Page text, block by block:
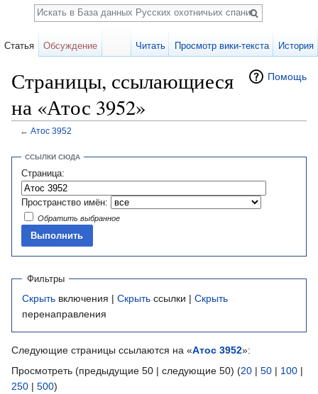
Помощь
Страницы, ссылающиеся
на «Атос 3952»
← Атос 3952
ССЫЛКИ СЮДА
Страница:
Пространство имён:
Обратить выбранное
Фильтры
Скрыть включения | Скрыть ссылки | Скрыть
перенаправления
Следующие страницы ссылаются на «Атос 3952»:
Просмотреть (предыдущие 50 | следующие 50) (20 | 50 | 100 |
250 | 500)
Статья Обсуждение Читать Просмотр вики-текста История
Поиск